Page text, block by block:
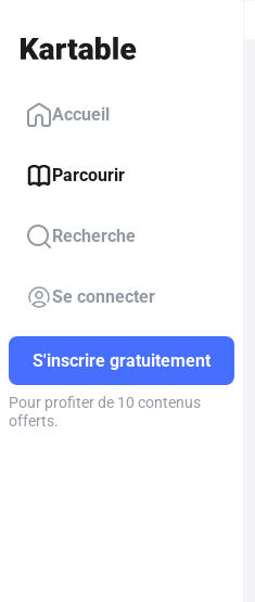
Accueil
Parcourir
Recherche
Se connecter
S'inscrire gratuitement
Pour profiter de 10 contenus
offerts.